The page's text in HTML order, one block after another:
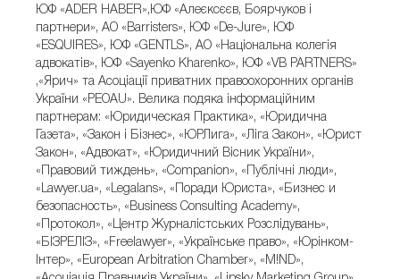
ЮФ «ADER HABER»,ЮФ «Алеєксєєв, Боярчуков і
партнери», АО «Barristers», ЮФ «De-Jure», ЮФ
«ESQUIRES», ЮФ «GENTLS», АО «Національна колегія
адвокатів», ЮФ «Sayenko Kharenko», ЮФ «VB PARTNERS»
,«Ярич» та Асоціації приватних правоохоронних органів
України «PEOAU». Велика подяка інформаційним
партнерам: «Юридическая Практика», «Юридична
Газета», «Закон і Бізнес», «ЮРЛига», «Ліга Закон», «Юрист
Закон», «Адвокат», «Юридичний Вісник України»,
«Правовий тиждень», «Companion», «Публічні люди»,
«Lawyer.ua», «Legalans», «Поради Юриста», «Бизнес и
безопасность», «Business Consulting Academy»,
«Протокол», «Центр Журналістських Розслідувань»,
«БІЗРЕЛІЗ», «Freelawyer», «Українське право», «Юрінком-
Інтер», «European Arbitration Chamber», «M!ND»,